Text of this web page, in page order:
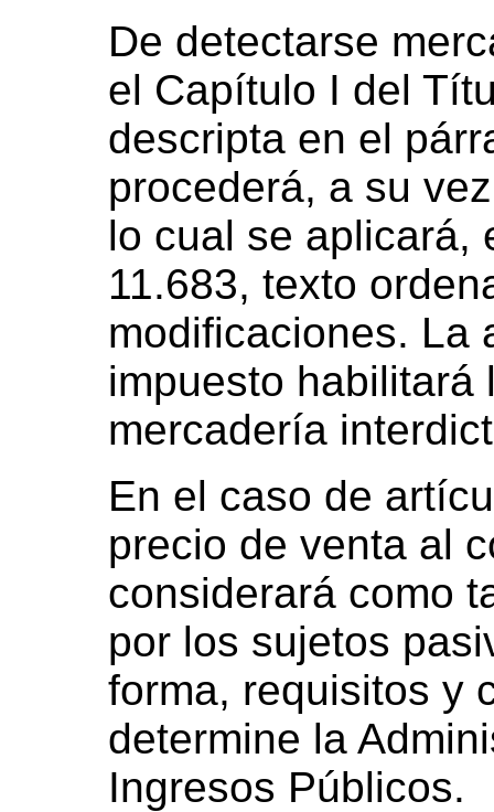
De detectarse
el Capítulo I del
descripta en el
procederá, a su
lo cual se aplicará,
11.683, texto
modificaciones. La
impuesto habilitará
mercadería
En el caso de
precio de venta al
considerará como
por los sujetos
forma, requisitos y
determine la
Ingresos Públicos.